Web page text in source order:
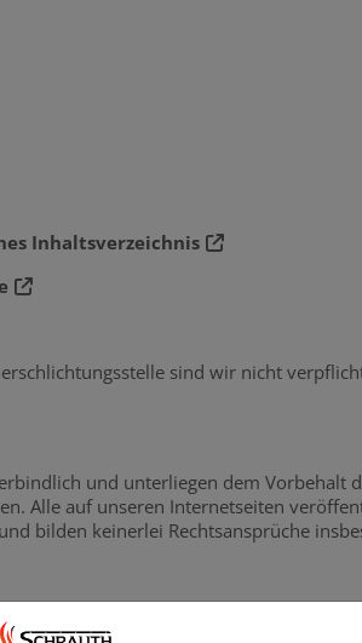
Inhaltsverzeichnis
sind wir nicht
und unterliegen dem Vorbehalt
Alle auf unseren Internetseiten
bilden keinerlei Rechtsansprüche